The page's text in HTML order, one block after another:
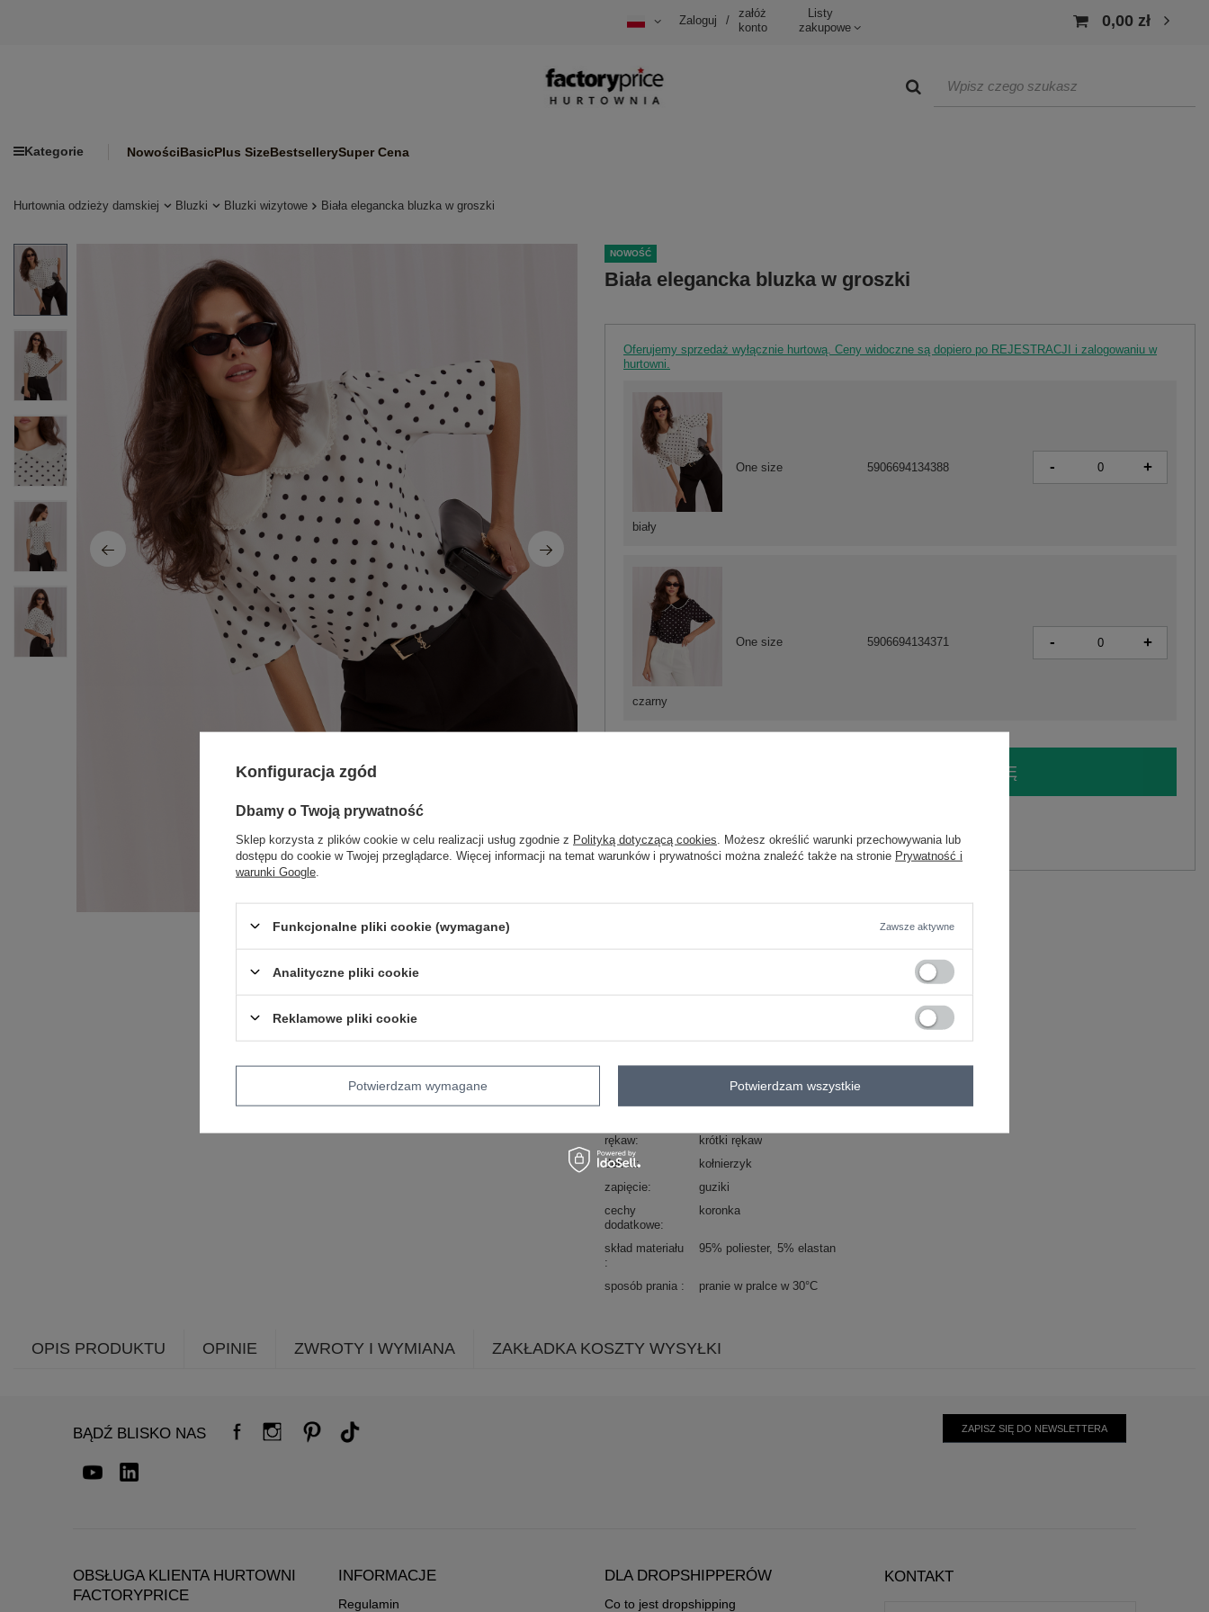
Zaloguj /
załóż
konto
Listy
zakupowe
0,00 zł
Kategorie NowościBasicPlus SizeBestsellerySuper Cena
Hurtownia odzieży damskiej Bluzki Bluzki wizytowe Biała elegancka bluzka w groszki
NOWOŚĆ
Biała elegancka bluzka w groszki
Oferujemy sprzedaż wyłącznie hurtową. Ceny widoczne są dopiero po REJESTRACJI i zalogowaniu w
hurtowni.
czarny
One size 5906694134371 - +
biały
One size 5906694134388 - +
ZALOGUJ SIĘ I ZOBACZ CENĘ
Zadzwoń+48 601 547 740 Zadaj pytanie
poliester
rękaw
krótki rękaw
dekolt
kołnierzyk
zapięcie
guziki
cechy
dodatkowe
koronka
skład materiału 95% poliester 5% elastan
sposób prania pranie w pralce w 30°C
OPIS PRODUKTU OPINIE ZWROTY I WYMIANA ZAKŁADKA KOSZTY WYSYŁKI
BĄDŹ BLISKO NAS ZAPISZ SIĘ DO NEWSLETTERA
OBSŁUGA KLIENTA HURTOWNI
FACTORYPRICE
INFORMACJE
Regulamin
DLA DROPSHIPPERÓW
Co to jest dropshipping
KONTAKT
Konfiguracja zgód
Dbamy o Twoją prywatność
Sklep korzysta z plików cookie w celu realizacji usług zgodnie z Polityką dotyczącą cookies . Możesz określić warunki przechowywania lub
dostępu do cookie w Twojej przeglądarce. Więcej informacji na temat warunków i prywatności można znaleźć także na stronie Prywatność i
warunki Google
Funkcjonalne pliki cookie (wymagane) Zawsze aktywne
Analityczne pliki cookie
Reklamowe pliki cookie
Potwierdzam wymagane Potwierdzam wszystkie